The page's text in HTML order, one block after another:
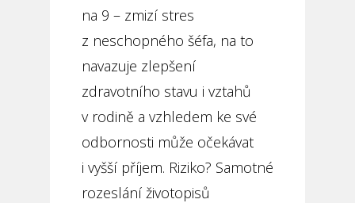
na 9 – zmizí stres
z neschopného šéfa, na to
navazuje zlepšení
zdravotního stavu i vztahů
v rodině a vzhledem ke své
odbornosti může očekávat
i vyšší příjem. Riziko? Samotné
rozeslání životopisů